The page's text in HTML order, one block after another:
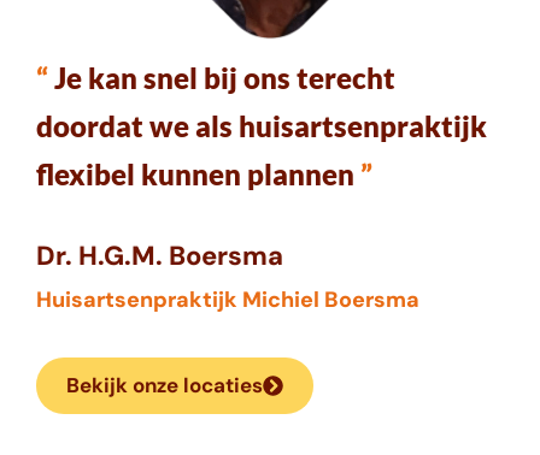
“Je kan snel bij ons terecht
doordat we als huisartsenpraktijk
flexibel kunnen plannen ”
Dr. H.G.M. Boersma
Huisartsenpraktijk Michiel Boersma
Bekijk onze locaties